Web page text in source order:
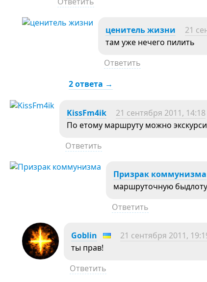
ценитель жизни 21
там уже нечего пилить
Ответить
2 ответа →
KissFm4ik 21 сентября 2011, 14:18
По етому маршруту можно
Ответить
Призрак коммунизма
маршруточную быдлоту
Ответить
Goblin 21 сентября 2011,
ты прав!
Ответить